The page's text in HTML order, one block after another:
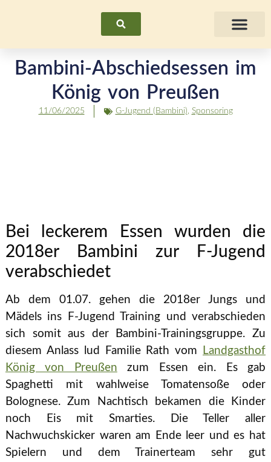
Suchen
Bambini-Abschiedsessen im
König von Preußen
11/06/2025 G-Jugend (Bambini), Sponsoring
Bei leckerem Essen wurden die
2018er Bambini zur F-Jugend
verabschiedet
Ab dem 01.07. gehen die 2018er Jungs und
Mädels ins F-Jugend Training und verabschieden
sich somit aus der Bambini-Trainingsgruppe. Zu
diesem Anlass lud Familie Rath vom
Landgasthof
König von Preußen zum Essen ein. Es gab
Spaghetti mit wahlweise Tomatensoße oder
Bolognese. Zum Nachtisch bekamen die Kinder
noch Eis mit Smarties. Die Teller aller
Nachwuchskicker waren am Ende leer und es hat
Spielern und dem Trainerteam sehr gut